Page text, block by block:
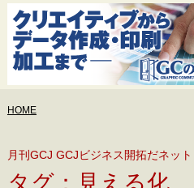
HOME
月刊GCJ GCJビジネス開拓だネット